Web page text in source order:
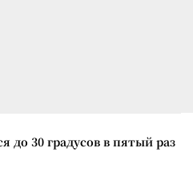
до 30 градусов в пятый раз